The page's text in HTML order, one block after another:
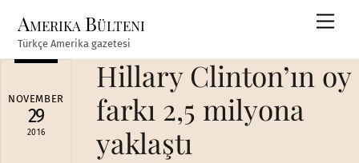
content
Amerika Bülteni
Türkçe Amerika gazetesi
NOVEMBER
29
2016
Hillary Clinton’ın oy
farkı 2,5 milyona
yaklaştı